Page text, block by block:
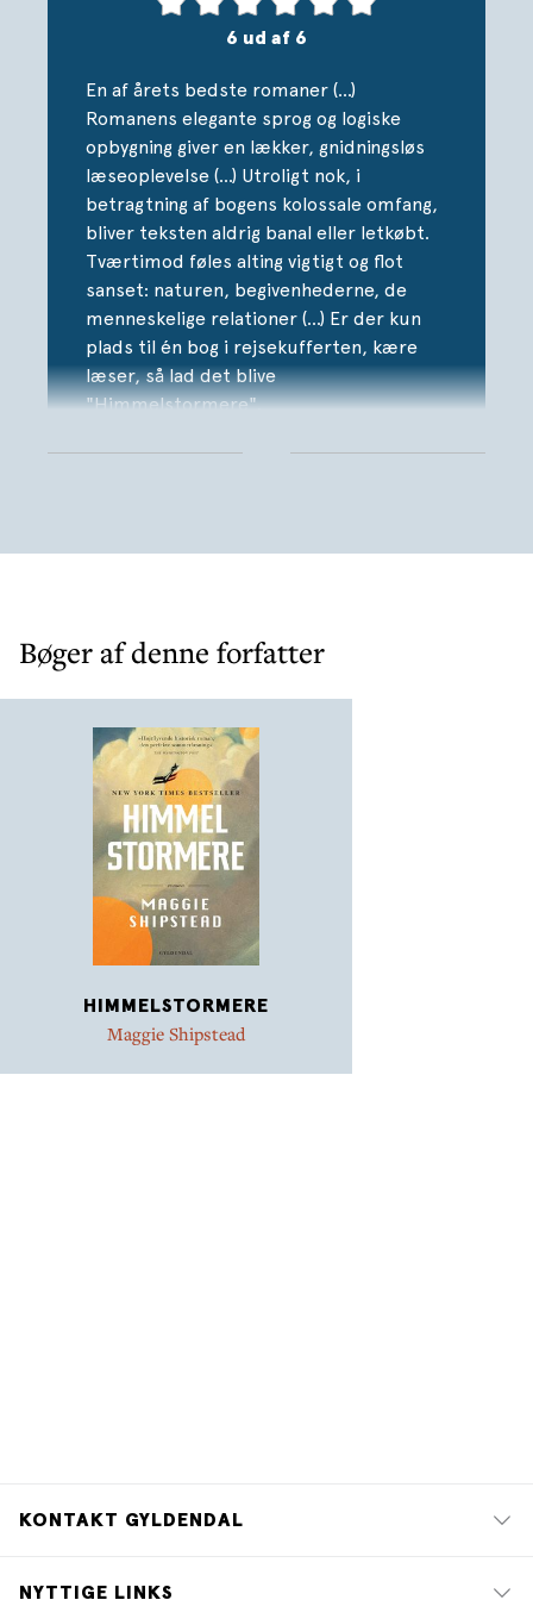
beslutter Marian sig for at flyve jorden rundt i en
Et halvt århundrede senere har Hadley Baxter, en
strålende men kriseramt Hollywood-skuespillerinde,
takket ja til en rolle som Marian Graves i en film om den
forsvundne pilots liv. En rolle, der får større betydning
for Hadley end hun nogensinde kunne have forestillet sig
og som driver hende ud i en større undersøgelse af
Marians liv og hemmeligheder.
HIMMELSTORMERE blev shortlistet til Booker-prisen
2021 og er Maggie Shipsteads store gennembrud.
Bogen er oversat af Agnete Dorph Stjernfelt
6 ud af 6
En af årets bedste romaner (…)
Romanens elegante sprog og logiske
opbygning giver en lækker, gnidningsløs
læseoplevelse (…) Utroligt nok, i
betragtning af bogens kolossale omfang,
bliver teksten aldrig banal eller letkøbt.
Tværtimod føles alting vigtigt og flot
sanset: naturen, begivenhederne, de
menneskelige relationer (…) Er der kun
plads til én bog i rejsekufferten, kære
læser, så lad det blive
"Himmelstormere".
Bøger af denne forfatter
HIMMELSTORMERE
Maggie Shipstead
KONTAKT GYLDENDAL
NYTTIGE LINKS